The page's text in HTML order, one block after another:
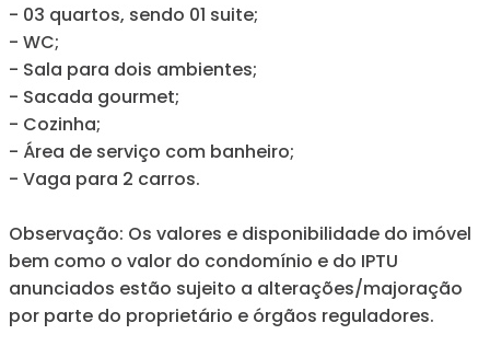
- 03 quartos, sendo 01 suite;
- WC;
- Sala para dois ambientes;
- Sacada gourmet;
- Cozinha;
- Área de serviço com banheiro;
- Vaga para 2 carros.
Observação: Os valores e disponibilidade do imóvel
bem como o valor do condomínio e do IPTU
anunciados estão sujeito a alterações/majoração
por parte do proprietário e órgãos reguladores.